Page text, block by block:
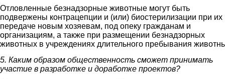
Отловленные безнадзорные животные могут быть
подвержены контрацепции и (или) биостерилизации при их
передаче новым хозяевам, под опеку гражданам и
организациям, а также при размещении безнадзорных
животных в учреждениях длительного пребывания
5. Каким образом общественность сможет принимать
участие в разработке и доработке проектов?